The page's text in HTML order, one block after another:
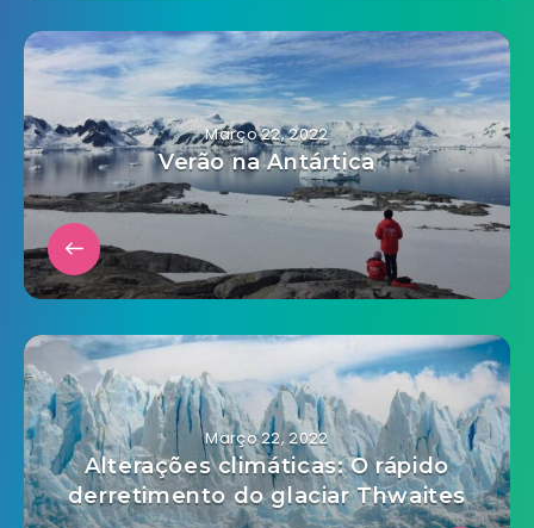
Março 22, 2022
Verão na Antártica
Março 22, 2022
Alterações climáticas: O rápido
derretimento do glaciar Thwaites